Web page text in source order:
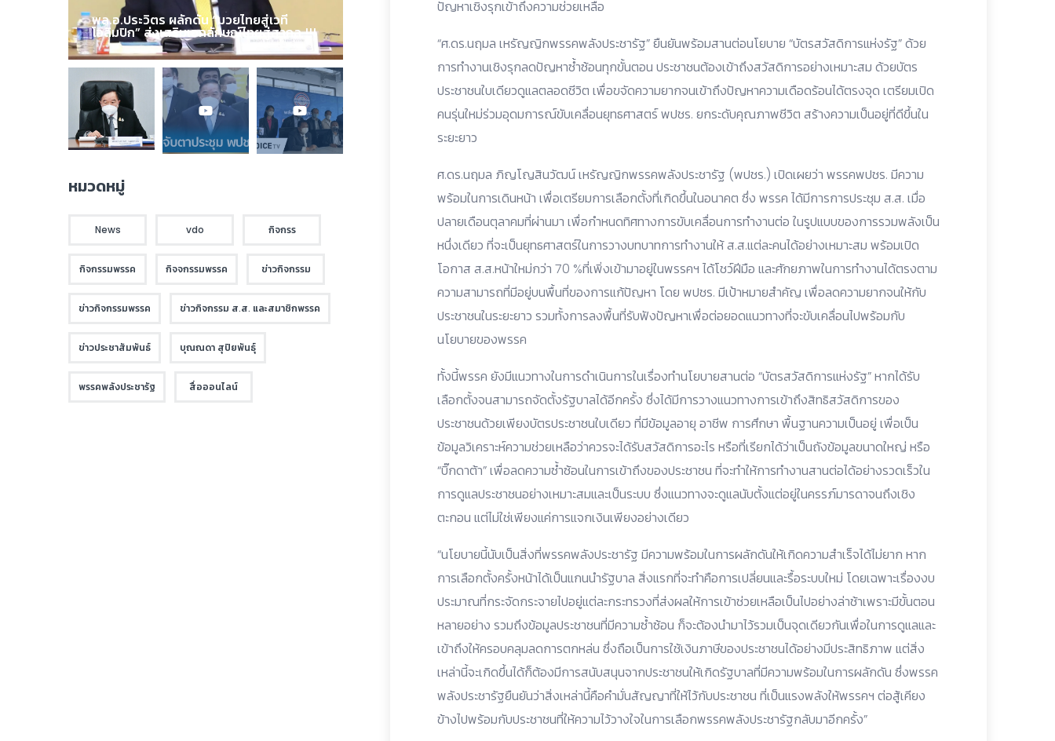
ปัญหาเชิงรุกเข้าถึงความช่วยเหลือ
“ศ.ดร.นฤมล เหรัญญิกพรรคพลังประชารัฐ” ยืนยันพร้อมสานต่อนโยบาย “บัตรสวัสดิการแห่งรัฐ” ด้วย
การทำงานเชิงรุกลดปัญหาซ้ำซ้อนทุกขั้นตอน ประชาชนต้องเข้าถึงสวัสดิการอย่างเหมาะสม ด้วยบัตร
ประชาชนใบเดียวดูแลตลอดชีวิต เพื่อขจัดความยากจนเข้าถึงปัญหาความเดือดร้อนได้ตรงจุด เตรียมเปิด
คนรุ่นใหม่ร่วมอุดมการณ์ขับเคลื่อนยุทธศาสตร์ พปชร. ยกระดับคุณภาพชีวิต สร้างความเป็นอยู่ที่ดีขึ้นใน
ระยะยาว
ศ.ดร.นฤมล ภิญโญสินวัฒน์ เหรัญญิกพรรคพลังประชารัฐ (พปชร.) เปิดเผยว่า พรรคพปชร. มีความ
พร้อมในการเดินหน้า เพื่อเตรียมการเลือกตั้งที่เกิดขึ้นในอนาคต ซึ่ง พรรค ได้มีการการประชุม ส.ส. เมื่อ
ปลายเดือนตุลาคมที่ผ่านมา เพื่อกำหนดทิศทางการขับเคลื่อนการทำงานต่อ ในรูปแบบของการรวมพลังเป็น
หนึ่งเดียว ที่จะเป็นยุทธศาสตร์ในการวางบทบาทการทำงานให้ ส.ส.แต่ละคนได้อย่างเหมาะสม พร้อมเปิด
โอกาส ส.ส.หน้าใหม่กว่า 70 %ที่เพิ่งเข้ามาอยู่ในพรรคฯ ได้โชว์ฝีมือ และศักยภาพในการทำงานได้ตรงตาม
ความสามารถที่มีอยู่บนพื้นที่ของการแก้ปัญหา โดย พปชร. มีเป้าหมายสำคัญ เพื่อลดความยากจนให้กับ
ประชาชนในระยะยาว รวมทั้งการลงพื้นที่รับฟังปัญหาเพื่อต่อยอดแนวทางที่จะขับเคลื่อนไปพร้อมกับ
นโยบายของพรรค
ทั้งนี้พรรค ยังมีแนวทางในการดำเนินการในเรื่องทำนโยบายสานต่อ “บัตรสวัสดิการแห่งรัฐ” หากได้รับ
เลือกตั้งจนสามารถจัดตั้งรัฐบาลได้อีกครั้ง ซึ่งได้มีการวางแนวทางการเข้าถึงสิทธิสวัสดิการของ
ประชาชนด้วยเพียงบัตรประชาชนใบเดียว ที่มีข้อมูลอายุ อาชีพ การศึกษา พื้นฐานความเป็นอยู่ เพื่อเป็น
ข้อมูลวิเคราะห์ความช่วยเหลือว่าควรจะได้รับสวัสดิการอะไร หรือที่เรียกได้ว่าเป็นถังข้อมูลขนาดใหญ่ หรือ
“บิ๊กดาต้า” เพื่อลดความซ้ำซ้อนในการเข้าถึงของประชาชน ที่จะทำให้การทำงานสานต่อได้อย่างรวดเร็วใน
การดูแลประชาชนอย่างเหมาะสมและเป็นระบบ ซึ่งแนวทางจะดูแลนับตั้งแต่อยู่ในครรภ์มารดาจนถึงเชิง
ตะกอน แต่ไม่ใช่เพียงแค่การแจกเงินเพียงอย่างเดียว
“นโยบายนี้นับเป็นสิ่งที่พรรคพลังประชารัฐ มีความพร้อมในการผลักดันให้เกิดความสำเร็จได้ไม่ยาก หาก
การเลือกตั้งครั้งหน้าได้เป็นแกนนำรัฐบาล สิ่งแรกที่จะทำคือการเปลี่ยนและรื้อระบบใหม่ โดยเฉพาะเรื่องงบ
ประมาณที่กระจัดกระจายไปอยู่แต่ละกระทรวงที่ส่งผลให้การเข้าช่วยเหลือเป็นไปอย่างล่าช้าเพราะมีขั้นตอน
หลายอย่าง รวมถึงข้อมูลประชาชนที่มีความซ้ำซ้อน ก็จะต้องนำมาไว้รวมเป็นจุดเดียวกันเพื่อในการดูแลและ
เข้าถึงให้ครอบคลุมลดการตกหล่น ซึ่งถือเป็นการใช้เงินภาษีของประชาชนได้อย่างมีประสิทธิภาพ แต่สิ่ง
เหล่านี้จะเกิดขึ้นได้ก็ต้องมีการสนับสนุนจากประชาชนให้เกิดรัฐบาลที่มีความพร้อมในการผลักดัน ซึ่งพรรค
พลังประชารัฐยืนยันว่าสิ่งเหล่านี้คือคำมั่นสัญญาที่ให้ไว้กับประชาชน ที่เป็นแรงพลังให้พรรคฯ ต่อสู้เคียง
ข้างไปพร้อมกับประชาชนที่ให้ความไว้วางใจในการเลือกพรรคพลังประชารัฐกลับมาอีกครั้ง”
พล.อ.ประวิตร ผลักดัน “มวยไทยสู่เวที
โอลิมปิก” ส่งเสริมเอกลักษณ์ไทยสู่สากล !!!
หมวดหมู่
News vdo กิจกรร
กิจกรรมพรรค กิจจกรรมพรรค ข่าวกิจกรรม
ข่าวกิจกรรมพรรค ข่าวกิจกรรม ส.ส. และสมาชิกพรรค
ข่าวประชาสัมพันธ์ บุณณดา สุปิยพันธุ์
พรรคพลังประชารัฐ สื่อออนไลน์